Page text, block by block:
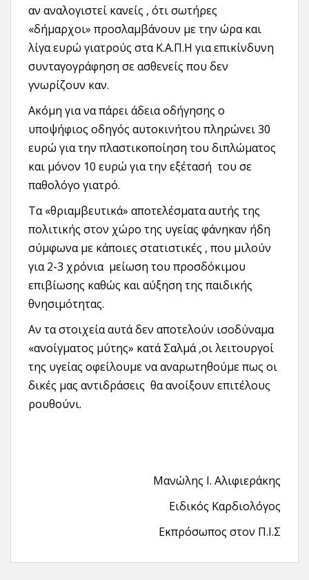
αν αναλογιστεί κανείς , ότι σωτήρες
«δήμαρχοι» προσλαμβάνουν με την ώρα και
λίγα ευρώ γιατρούς στα Κ.Α.Π.Η για επικίνδυνη
συνταγογράφηση σε ασθενείς που δεν
γνωρίζουν καν.
Ακόμη για να πάρει άδεια οδήγησης ο
υποψήφιος οδηγός αυτοκινήτου πληρώνει 30
ευρώ για την πλαστικοποίηση του διπλώματος
και μόνον 10 ευρώ για την εξέτασή του σε
παθολόγο γιατρό.
Τα «θριαμβευτικά» αποτελέσματα αυτής της
πολιτικής στον χώρο της υγείας φάνηκαν ήδη
σύμφωνα με κάποιες στατιστικές , που μιλούν
για 2-3 χρόνια μείωση του προσδόκιμου
επιβίωσης καθώς και αύξηση της παιδικής
θνησιμότητας.
Αν τα στοιχεία αυτά δεν αποτελούν ισοδύναμα
«ανοίγματος μύτης» κατά Σαλμά ,οι λειτουργοί
της υγείας οφείλουμε να αναρωτηθούμε πως οι
δικές μας αντιδράσεις θα ανοίξουν επιτέλους
ρουθούνι.
Μανώλης Ι. Αλιφιεράκης
Ειδικός Καρδιολόγος
Εκπρόσωπος στον Π.Ι.Σ